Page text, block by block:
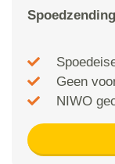
Geen
NIWO